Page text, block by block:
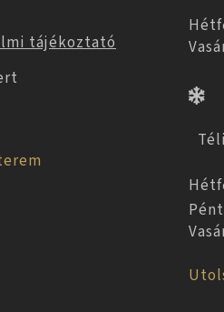
tájékoztató